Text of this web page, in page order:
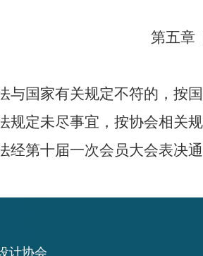
第五章
与国家有关规定不符的，按国
规定未尽事宜，按协会相关规
经第十届一次会员大会表决
计协会